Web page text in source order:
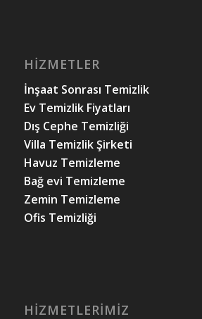
HIZMETLER
İnşaat Sonrası Temizlik
Ev Temizlik Fiyatları
Dış Cephe Temizliği
Villa Temizlik Şirketi
Havuz Temizleme
Bağ evi Temizleme
Zemin Temizleme
Ofis Temizliği
HIZMETLERIMIZ